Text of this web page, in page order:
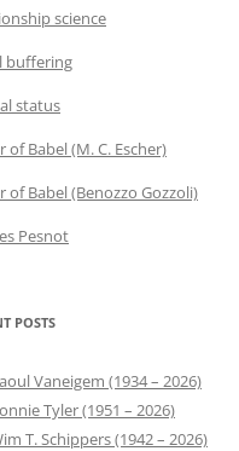
science
buffering
status
of Babel (M. C. Escher)
of Babel (Benozzo Gozzoli)
Pesnot
POSTS
Vaneigem (1934 – 2026)
Tyler (1951 – 2026)
T. Schippers (1942 – 2026)